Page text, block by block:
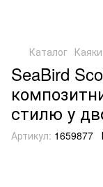
Каталог Каяки
SeaBird
стилю у
Артикул: 1659877